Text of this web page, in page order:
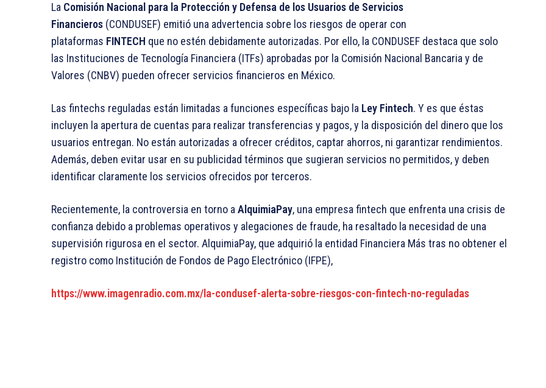
La Comisión Nacional para la Protección y Defensa de los Usuarios de Servicios
Financieros (CONDUSEF) emitió una advertencia sobre los riesgos de operar con
plataformas FINTECH que no estén debidamente autorizadas. Por ello, la CONDUSEF destaca que solo
las Instituciones de Tecnología Financiera (ITFs) aprobadas por la Comisión Nacional Bancaria y de
Valores (CNBV) pueden ofrecer servicios financieros en México.
Las fintechs reguladas están limitadas a funciones específicas bajo la Ley Fintech. Y es que éstas
incluyen la apertura de cuentas para realizar transferencias y pagos, y la disposición del dinero que los
usuarios entregan. No están autorizadas a ofrecer créditos, captar ahorros, ni garantizar rendimientos.
Además, deben evitar usar en su publicidad términos que sugieran servicios no permitidos, y deben
identificar claramente los servicios ofrecidos por terceros.
Recientemente, la controversia en torno a AlquimiaPay, una empresa fintech que enfrenta una crisis de
confianza debido a problemas operativos y alegaciones de fraude, ha resaltado la necesidad de una
supervisión rigurosa en el sector. AlquimiaPay, que adquirió la entidad Financiera Más tras no obtener el
registro como Institución de Fondos de Pago Electrónico (IFPE),
https://www.imagenradio.com.mx/la-condusef-alerta-sobre-riesgos-con-fintech-no-reguladas